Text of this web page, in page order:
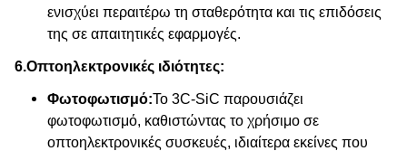
ενισχύει περαιτέρω τη σταθερότητα και τις επιδόσεις
της σε απαιτητικές εφαρμογές.
6.Οπτοηλεκτρονικές ιδιότητες:
Φωτοφωτισμό:Το 3C-SiC παρουσιάζει
φωτοφωτισμό, καθιστώντας το χρήσιμο σε
οπτοηλεκτρονικές συσκευές, ιδιαίτερα εκείνες που